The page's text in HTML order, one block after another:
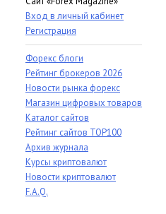
Вход в личный кабинет
Регистрация
Форекс блоги
Рейтинг брокеров 2026
Новости рынка форекс
Магазин цифровых товаров
Каталог сайтов
Рейтинг сайтов TOP100
Архив журнала
Курсы криптовалют
Новости криптовалют
F.A.Q.